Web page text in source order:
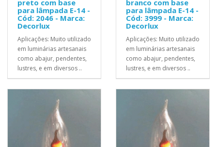
preto com base
para lâmpada E-14 -
Cód: 2046 - Marca:
Decorlux
Aplicações: Muito utilizado
em luminárias artesanais
como abajur, pendentes,
lustres, e em diversos ..
branco com base
para lâmpada E-14 -
Cód: 3999 - Marca:
Decorlux
Aplicações: Muito utilizado
em luminárias artesanais
como abajur, pendentes,
lustres, e em diversos ..